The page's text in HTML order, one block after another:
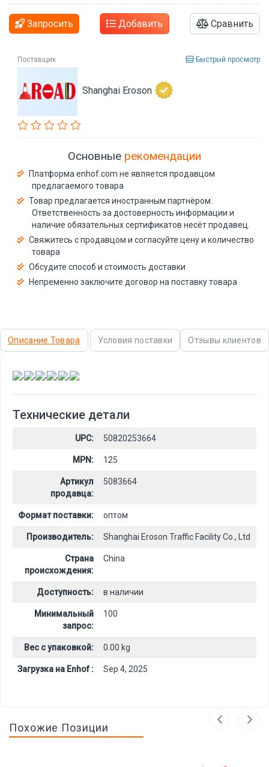
Запросить Добавить Сравнить
Поставщик Быстрый просмотр
Shanghai Eroson
Основные рекомендации
Платформа enhof.com не является продавцом
предлагаемого товара
Товар предлагается иностранным партнёром.
Ответственность за достоверность информации и
наличие обязательных сертификатов несёт продавец.
Свяжитесь с продавцом и согласуйте цену и количество
товара
Обсудите способ и стоимость доставки
Непременно заключите договор на поставку товара
Описание Товара Условия поставки Отзывы клиентов
, , , , ,
Технические детали
UPC: 50820253664
MPN: 125
Артикул
продавца:
5083664
Формат поставки: оптом
Производитель: Shanghai Eroson Traffic Facility Co., Ltd
Страна
происхождения:
China
Доступность: в наличии
Минимальный
запрос:
100
Вес с упаковкой: 0.00 kg
Загрузка на Enhof : Sep 4, 2025
Похожие Позиции